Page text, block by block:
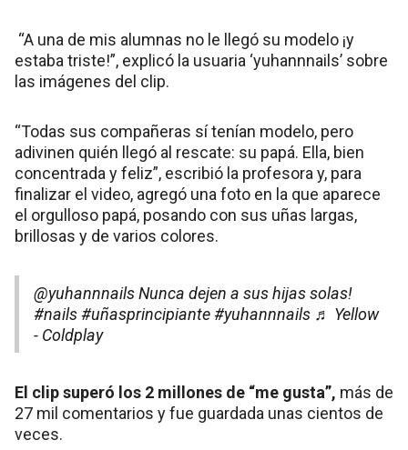
“A una de mis alumnas no le llegó su modelo ¡y
estaba triste!”, explicó la usuaria ‘yuhannnails’ sobre
las imágenes del clip.
“Todas sus compañeras sí tenían modelo, pero
adivinen quién llegó al rescate: su papá. Ella, bien
concentrada y feliz”, escribió la profesora y, para
finalizar el video, agregó una foto en la que aparece
el orgulloso papá, posando con sus uñas largas,
brillosas y de varios colores.
@yuhannnailsNunca dejen a sus hijas solas!
#nails#uñasprincipiante#yuhannnails ♬ Yellow
- Coldplay
El clip superó los 2 millones de “me gusta”, más de
27 mil comentarios y fue guardada unas cientos de
veces.